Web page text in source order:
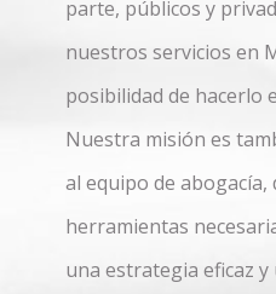
parte, públicos y
nuestros servicios en
posibilidad de hacerlo
Nuestra misión es
al equipo de abogacía,
herramientas
una estrategia eficaz